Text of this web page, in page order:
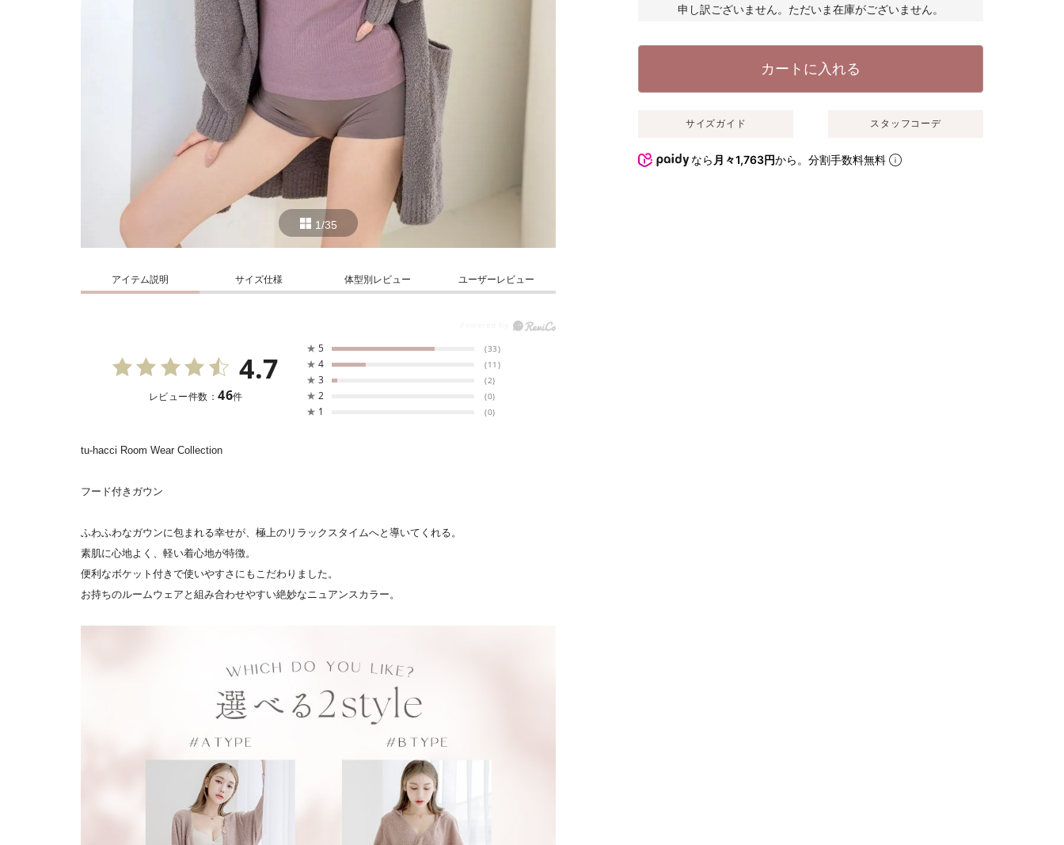
1/35
申し訳ございません。ただいま在庫がございません。
カートに入れる
サイズガイド スタッフコーデ
なら 月々1,763円から。分割手数料無料
アイテム説明 サイズ仕様 体型別レビュー ユーザーレビュー
4.7
レビュー件数： 46件
★ 5 (33)
★ 4 (11)
★ 3 (2)
★ 2 (0)
★ 1 (0)
tu-hacci Room Wear Collection
フード付きガウン
ふわふわなガウンに包まれる幸せが、極上のリラックスタイムへと導いてくれる。
素肌に心地よく、軽い着心地が特徴。
便利なボケット付きで使いやすさにもこだわりました。
お持ちのルームウェアと組み合わせやすい絶妙なニュアンスカラー。